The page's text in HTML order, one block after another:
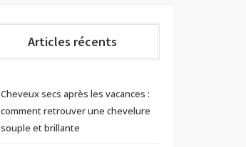
Articles récents
Cheveux secs après les vacances :
comment retrouver une chevelure
souple et brillante